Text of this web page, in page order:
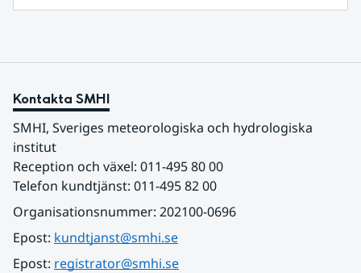
Kontakta SMHI
SMHI, Sveriges meteorologiska och hydrologiska
institut
Reception och växel: 011-495 80 00
Telefon kundtjänst: 011-495 82 00
Organisationsnummer: 202100-0696
Epost: kundtjanst@smhi.se
Epost: registrator@smhi.se